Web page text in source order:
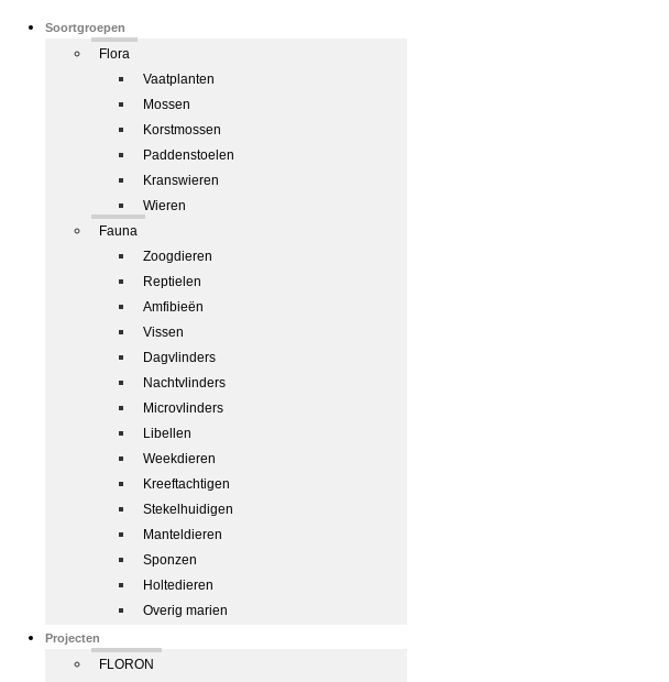
Soortgroepen
Flora
Vaatplanten
Mossen
Korstmossen
Paddenstoelen
Kranswieren
Wieren
Fauna
Zoogdieren
Reptielen
Amfibieën
Vissen
Dagvlinders
Nachtvlinders
Microvlinders
Libellen
Weekdieren
Kreeftachtigen
Stekelhuidigen
Manteldieren
Sponzen
Holtedieren
Overig marien
Projecten
FLORON